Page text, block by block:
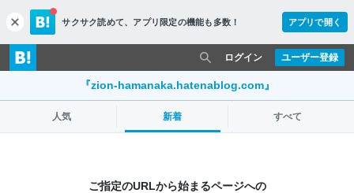
c
l
o
s
サクサク読めて、 アプリ限定の機能も多数！ アプリで開く
ユーザー登録
ログイン
『zion-hamanaka.hatenablog.com』
人気 新着 すべて
ご指定のURLから始まるページへの